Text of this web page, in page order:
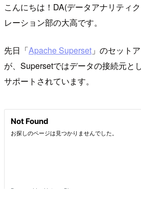
こんにちは！DA(データアナリティ
レーション部の大高です。
先日「Apache Superset 」のセット
が、Supersetではデータの接続元と
サポートされています。